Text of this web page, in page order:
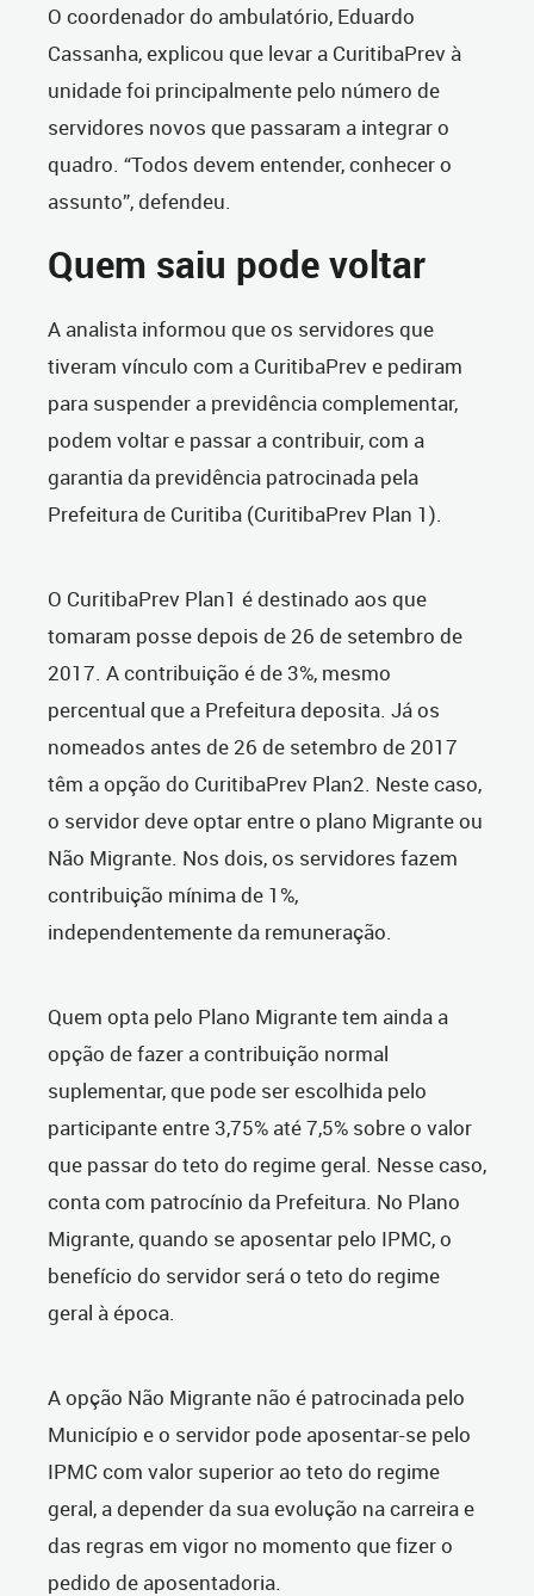
O coordenador do ambulatório, Eduardo
Cassanha, explicou que levar a CuritibaPrev à
unidade foi principalmente pelo número de
servidores novos que passaram a integrar o
quadro. “Todos devem entender, conhecer o
assunto”, defendeu.
Quem saiu pode voltar
A analista informou que os servidores que
tiveram vínculo com a CuritibaPrev e pediram
para suspender a previdência complementar,
podem voltar e passar a contribuir, com a
garantia da previdência patrocinada pela
Prefeitura de Curitiba (CuritibaPrev Plan 1).
O CuritibaPrev Plan1 é destinado aos que
tomaram posse depois de 26 de setembro de
2017. A contribuição é de 3%, mesmo
percentual que a Prefeitura deposita. Já os
nomeados antes de 26 de setembro de 2017
têm a opção do CuritibaPrev Plan2. Neste caso,
o servidor deve optar entre o plano Migrante ou
Não Migrante. Nos dois, os servidores fazem
contribuição mínima de 1%,
independentemente da remuneração.
Quem opta pelo Plano Migrante tem ainda a
opção de fazer a contribuição normal
suplementar, que pode ser escolhida pelo
participante entre 3,75% até 7,5% sobre o valor
que passar do teto do regime geral. Nesse caso,
conta com patrocínio da Prefeitura. No Plano
Migrante, quando se aposentar pelo IPMC, o
benefício do servidor será o teto do regime
geral à época.
A opção Não Migrante não é patrocinada pelo
Município e o servidor pode aposentar-se pelo
IPMC com valor superior ao teto do regime
geral, a depender da sua evolução na carreira e
das regras em vigor no momento que fizer o
pedido de aposentadoria.